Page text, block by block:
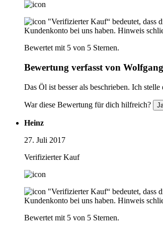
"Verifizierter Kauf“ bedeutet, dass
Kundenkonto bei uns haben. Hinweis
Bewertet mit 5 von 5 Sternen.
Bewertung verfasst von Wolfgang
Das Öl ist besser als beschrieben. Ich
War diese Bewertung für dich hilfreich?
Heinz
27. Juli 2017
Verifizierter Kauf
"Verifizierter Kauf“ bedeutet, dass
Kundenkonto bei uns haben. Hinweis
Bewertet mit 5 von 5 Sternen.